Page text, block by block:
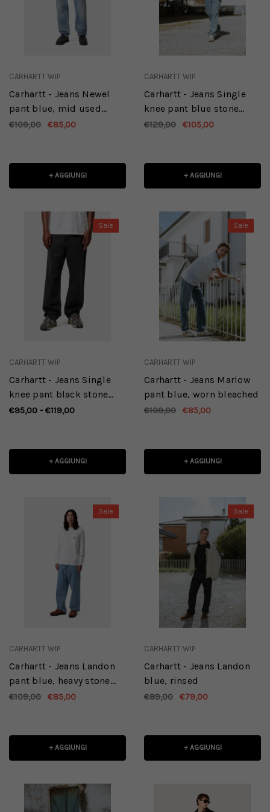
CARHARTT WIP
Carhartt - Jeans Newel
pant blue, mid used
wash
€109,00 €85,00
+ AGGIUNGI
CARHARTT WIP
Carhartt - Jeans Single
knee pant blue stone
bleached
€129,00 €105,00
+ AGGIUNGI
Sale
CARHARTT WIP
Carhartt - Jeans Single
knee pant black stone
washed
€95,00 - €119,00
+ AGGIUNGI
Sale
CARHARTT WIP
Carhartt - Jeans Marlow
pant blue, worn bleached
€109,00 €85,00
+ AGGIUNGI
Sale
CARHARTT WIP
Carhartt - Jeans Landon
pant blue, heavy stone
wash
€109,00 €85,00
+ AGGIUNGI
Sale
CARHARTT WIP
Carhartt - Jeans Landon
blue, rinsed
€89,00 €79,00
+ AGGIUNGI